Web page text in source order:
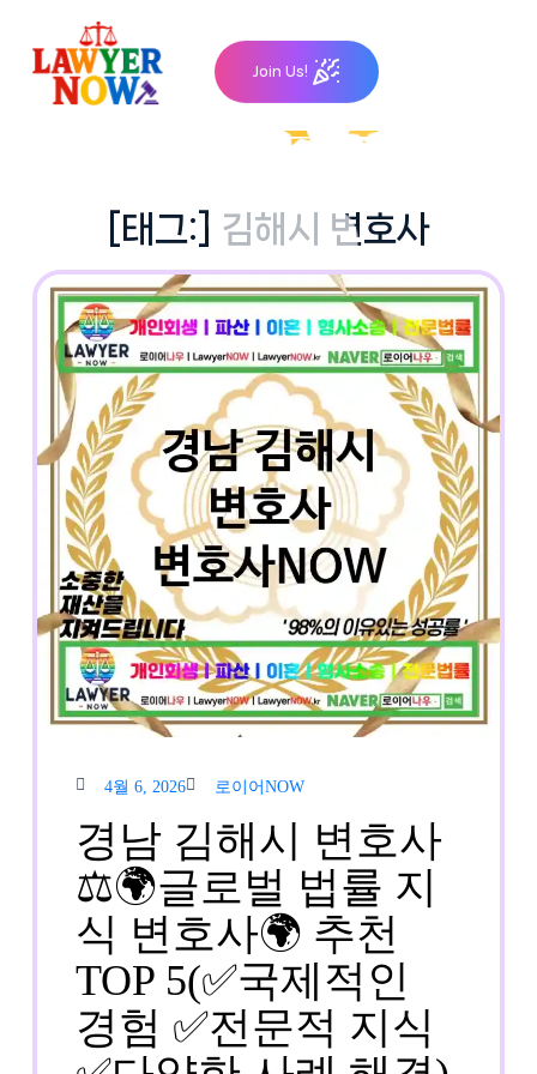
content
Join Us!
[태그:] 김해시 변호사
4월 6, 2026
6,
2026
로이어NOW
어
NOW
경남 김해시 변호사
⚖️🌍글로벌 법률 지
식 변호사🌍 추천
TOP 5(✅국제적인
경험 ✅전문적 지식